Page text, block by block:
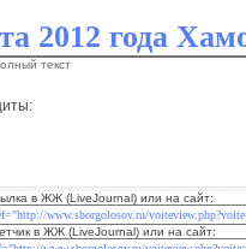
текст
в ЖЖ (LiveJournal) или на сайт:
в ЖЖ (LiveJournal) или на сайт: